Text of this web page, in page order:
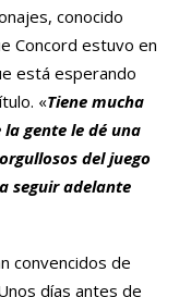
conocido
Concord estuvo en
está esperando
«Tiene mucha
gente le dé una
del juego
seguir adelante
convencidos de
días antes de